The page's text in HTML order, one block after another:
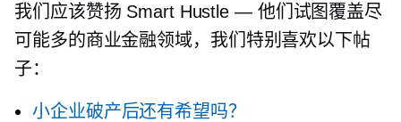
我们应该赞扬 Smart Hustle — 他们试图覆盖尽
可能多的商业金融领域，我们特别喜欢以下帖
子：
小企业破产后还有希望吗？